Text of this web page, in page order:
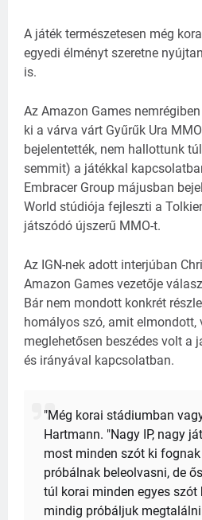
A játék természetesen még
egyedi élményt szeretne
is.
Az Amazon Games
ki a várva várt Gyűrűk Ura
bejelentették, nem hallottunk
semmit) a játékkal
Embracer Group májusban
World stúdiója fejleszti a
játszódó újszerű MMO-t.
Az IGN-nek adott interjúban
Amazon Games vezetője
Bár nem mondott konkrét
homályos szó, amit elmondott,
meglehetősen beszédes volt a
és irányával kapcsolatban.
"Még korai stádiumban
Hartmann. "Nagy IP, nagy
most minden szót ki
próbálnak beleolvasni, de
túl korai minden egyes szót
mindig próbáljuk